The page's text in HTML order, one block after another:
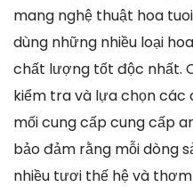
mang nghệ thuật hoa
dùng những nhiều loại
chất lượng tốt độc nhất.
kiểm tra và lựa chọn
mối cung cấp cung cấp
bảo đảm rằng mỗi dòng
nhiều tươi thế hệ và